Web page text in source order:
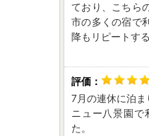
ており、こちら
市の多くの宿で
降もリピートす
7月の連休に泊
ニュー八景園で
た。